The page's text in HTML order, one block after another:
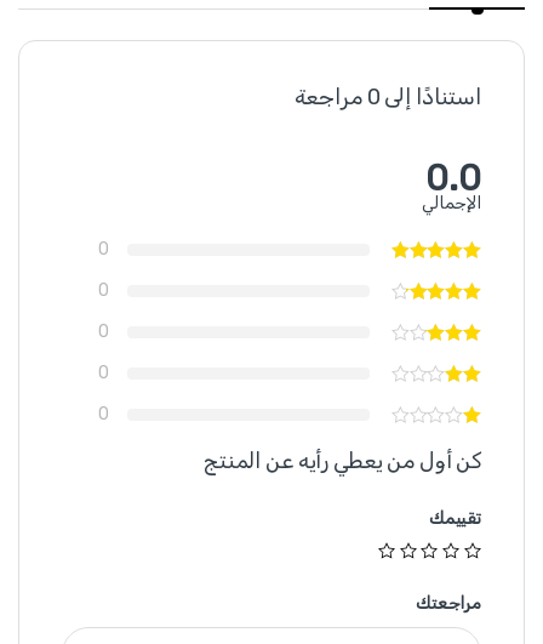
استنادًا إلى 0 مراجعة
0.0
الإجمالي
0
0
0
0
0
كن أول من يعطي رأيه عن المنتج
تقييمك
مراجعتك